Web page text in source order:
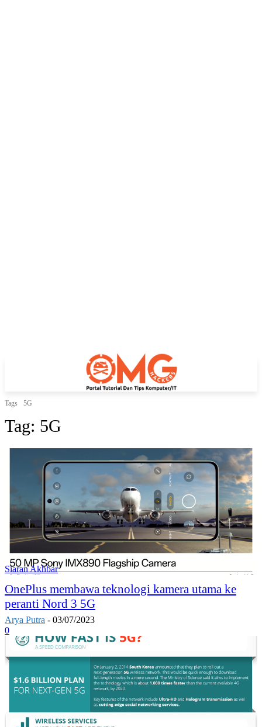
Tags 5G
Tag: 5G
Siaran Akhbar
OnePlus membawa teknologi kamera utama ke
peranti Nord 3 5G
Arya Putra - 03/07/2023
0